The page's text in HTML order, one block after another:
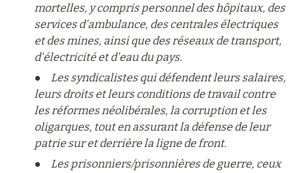
mortelles, y compris personnel des hôpitaux, des
services d'ambulance, des centrales électriques
et des mines, ainsi que des réseaux de transport,
d'électricité et d'eau du pays.
●	Les syndicalistes qui défendent leurs salaires,
leurs droits et leurs conditions de travail contre
les réformes néolibérales, la corruption et les
oligarques, tout en assurant la défense de leur
patrie sur et derrière la ligne de front.
●	Les prisonniers/prisonnières de guerre, ceux